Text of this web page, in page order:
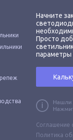
Начните
Просто
параметры
Соглашение
Политика